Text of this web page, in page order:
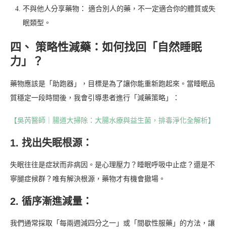
不與他人分享藥物： 適合別人的藥，不一定適合你的體質或失
眠類型。
四、 策略性減藥：如何找回「自然睡眠
力」？
藥物應該是「助跑器」，目標是為了讓你能重新跑起來。當睡眠品
質穩定一段時間後，我會引導患者進行「減藥策略」：
【吳芮醫師｜腸道大掃除：大腸水療與益生菌，排毒淨化全解析】
1. 找出失眠根源：
失眠往往是症狀而非病因。是心理壓力？睡眠呼吸中止症？還是不
寧腿症候群？唯有解決根源，藥物才有機會撤場。
2. 循序漸進減量：
我們通常採取「每兩週減四分之一」或「間歇性服藥」的方法，讓